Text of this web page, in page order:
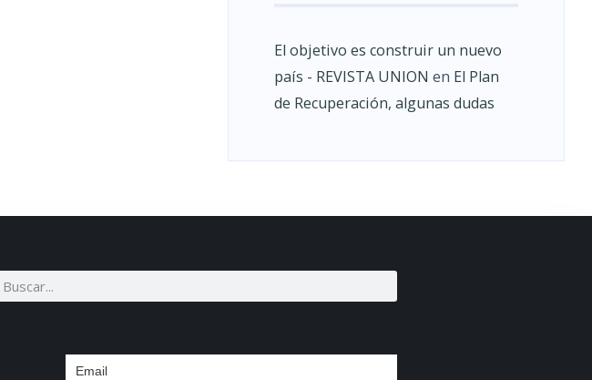
El objetivo es construir un nuevo
país - REVISTA UNION en El Plan
de Recuperación, algunas dudas
Email